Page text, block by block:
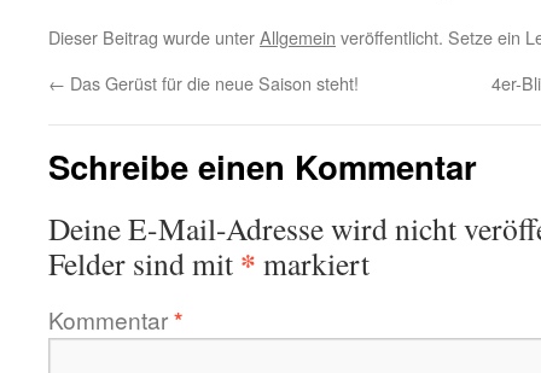
Dieser Beitrag wurde unterAllgemein veröffentlicht. Setze ein
← Das Gerüst für die neue Saison steht! 4er-
Schreibe einen Kommentar
Deine E-Mail-Adresse wird nicht
Felder sind mit * markiert
Kommentar*